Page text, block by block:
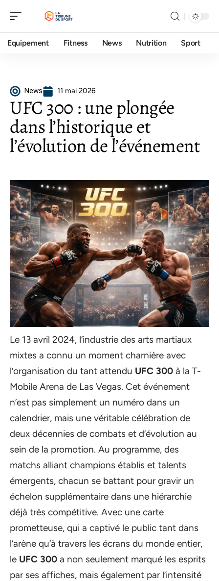
Equipement Fitness News Nutrition Sport
News 11 mai 2026
UFC 300 : une plongée
dans l’historique et
l’évolution de l’événement
Le 13 avril 2024, l’industrie des arts martiaux
mixtes a connu un moment charnière avec
l’organisation du tant attendu UFC 300 à la T-
Mobile Arena de Las Vegas. Cet événement
n’est pas simplement un numéro dans un
calendrier, mais une véritable célébration de
deux décennies de combats et d’évolution au
sein de la promotion. Au programme, des
matchs alliant champions établis et talents
émergents, chacun se battant pour gravir un
échelon supplémentaire dans une hiérarchie
déjà très compétitive. Avec une carte
prometteuse, qui a captivé le public tant dans
l’arène qu’à travers les écrans du monde entier,
le UFC 300 a non seulement marqué les esprits
par ses affiches, mais également par l’intensité